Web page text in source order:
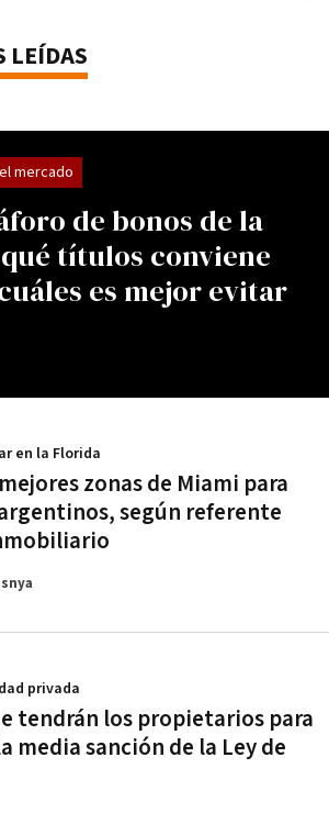
LEÍDAS
de bonos de la
títulos conviene
es mejor evitar
mercado
zonas de Miami para
según referente
en la Florida
tendrán los propietarios para
media sanción de la Ley de
privada